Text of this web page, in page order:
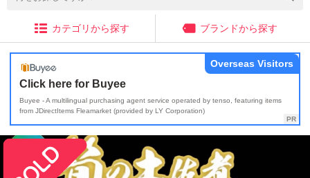
カテゴリから探す ブランドから探す
Click here for Buyee
Buyee - A multilingual purchasing agent service operated by tenso, featuring items
from JDirectItems Fleamarket (provided by LY Corporation)
Overseas Visitors